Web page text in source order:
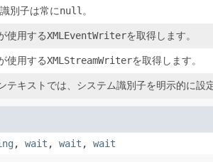
別子は常にnull 。
使用するXMLEventWriterを取得します。
使用するXMLStreamWriterを取得します。
テキストでは、システム識別子を明示的に設
, wait , wait , wait